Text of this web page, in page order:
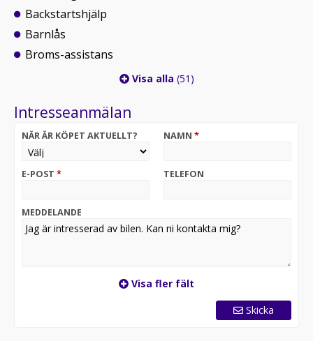
Backstartshjälp
Barnlås
Broms-assistans
Visa alla (51)
Intresseanmälan
NÄR ÄR KÖPET AKTUELLT? NAMN *
E-POST * TELEFON
MEDDELANDE
Visa fler fält
Skicka